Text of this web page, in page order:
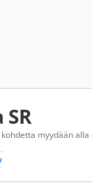
myydään